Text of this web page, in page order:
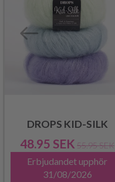
DROPS KID-SILK
48.95 SEK 55.95 SEK
Erbjudandet upphör
31/08/2026